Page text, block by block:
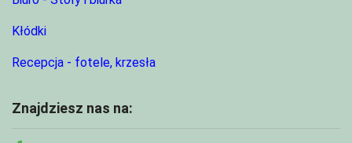
Kłódki
Recepcja - fotele, krzesła
Znajdziesz nas na: